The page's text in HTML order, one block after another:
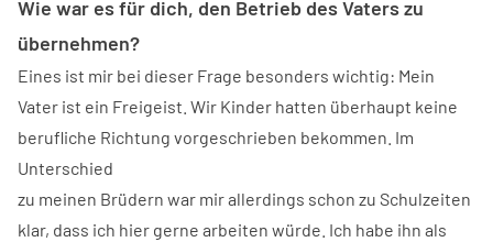
Wie war es für dich, den Betrieb des Vaters zu
übernehmen?
Eines ist mir bei dieser Frage besonders wichtig: Mein
Vater ist ein Freigeist. Wir Kinder hatten überhaupt keine
berufliche Richtung vorgeschrieben bekommen. Im
Unterschied
zu meinen Brüdern war mir allerdings schon zu Schulzeiten
klar, dass ich hier gerne arbeiten würde. Ich habe ihn als